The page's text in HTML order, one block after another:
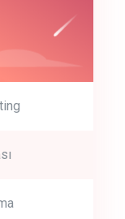
card